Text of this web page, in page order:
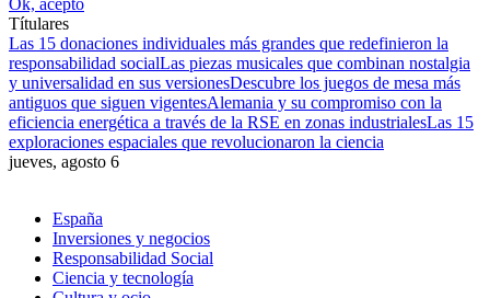
Ok, acepto
Títulares
Las 15 donaciones individuales más grandes que redefinieron la
responsabilidad socialLas piezas musicales que combinan nostalgia
y universalidad en sus versionesDescubre los juegos de mesa más
antiguos que siguen vigentesAlemania y su compromiso con la
eficiencia energética a través de la RSE en zonas industrialesLas 15
exploraciones espaciales que revolucionaron la ciencia
jueves, agosto 6
España
Inversiones y negocios
Responsabilidad Social
Ciencia y tecnología